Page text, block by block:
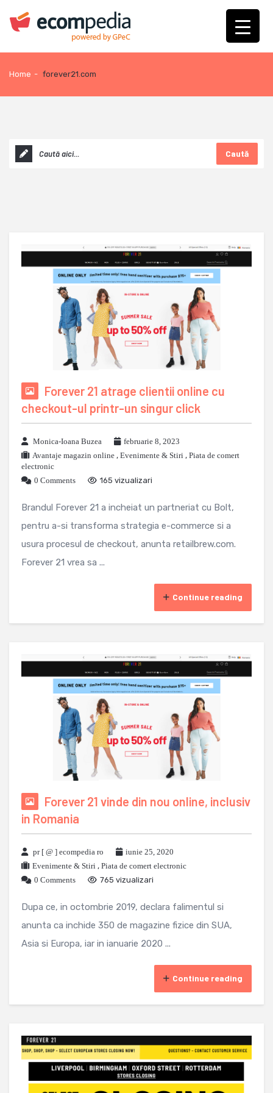
Home - forever21.com
Caută
Forever 21 atrage clientii online cu
checkout-ul printr-un singur click
Monica-Ioana Buzea
februarie 8, 2023
Avantaje magazin online , Evenimente & Stiri , Piata de comert
electronic
0 Comments
165 vizualizari
Brandul Forever 21 a incheiat un partneriat cu Bolt,
pentru a-si transforma strategia e-commerce si a
usura procesul de checkout, anunta retailbrew.com.
Forever 21 vrea sa ...
Continue reading
Forever 21 vinde din nou online, inclusiv
in Romania
pr [ @ ] ecompedia ro
iunie 25, 2020
Evenimente & Stiri , Piata de comert electronic
0 Comments
765 vizualizari
Dupa ce, in octombrie 2019, declara falimentul si
anunta ca inchide 350 de magazine fizice din SUA,
Asia si Europa, iar in ianuarie 2020 ...
Continue reading